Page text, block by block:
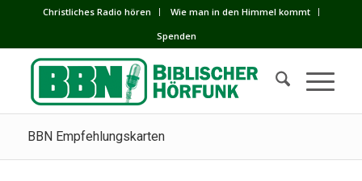
Сhristliches Radio hören
Wie man in den Himmel kommt
Spenden
BBN Empfehlungskarten